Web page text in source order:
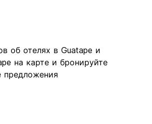
об отелях в Guatape и
на карте и бронируйте
предложения